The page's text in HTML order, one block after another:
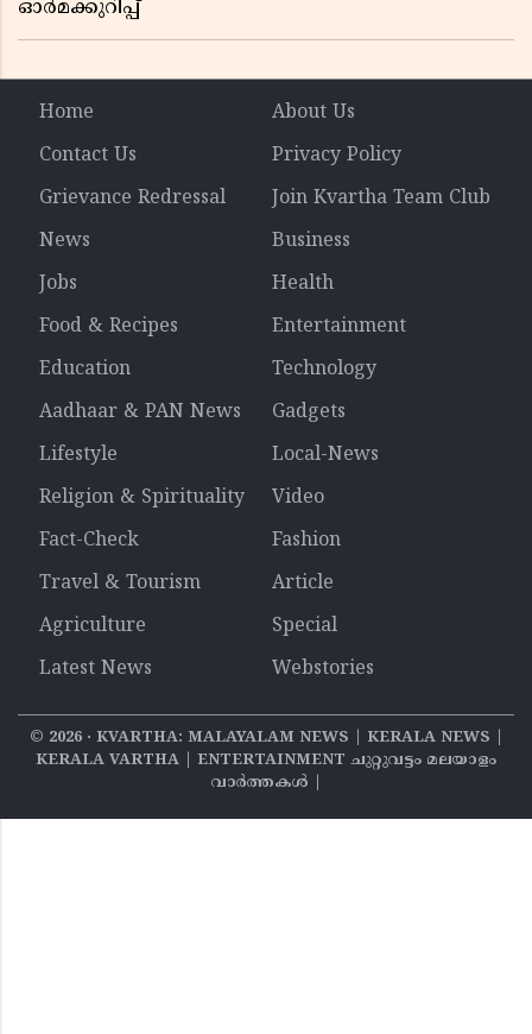
ഓർമക്കുറിപ്പ്
Home
About Us
Contact Us
Privacy Policy
Grievance Redressal
Join Kvartha Team Club
News
Business
Jobs
Health
Food & Recipes
Entertainment
Education
Technology
Aadhaar & PAN News
Gadgets
Lifestyle
Local-News
Religion & Spirituality
Video
Fact-Check
Fashion
Travel & Tourism
Article
Agriculture
Special
Latest News
Webstories
© 2026‧ KVARTHA: MALAYALAM NEWS | KERALA NEWS |
KERALA VARTHA | ENTERTAINMENT ചുറ്റുവട്ടം മലയാളം
വാര്‍ത്തകൾ |